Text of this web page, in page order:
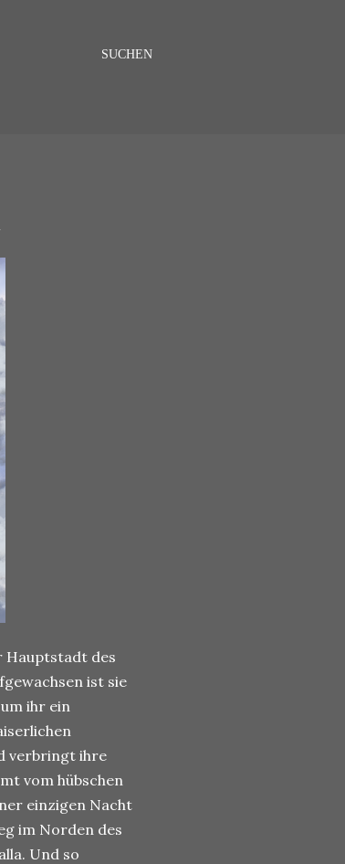
SUCHEN
Hauptstadt des
ist sie
ihr ein
verbringt ihre
vom hübschen
einzigen Nacht
im Norden des
Und so